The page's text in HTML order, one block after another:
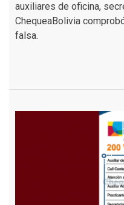
auxiliares de oficina,
ChequeaBolivia
falsa.